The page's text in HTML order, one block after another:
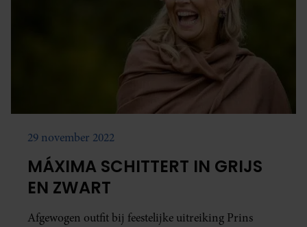
29 november 2022
MÁXIMA SCHITTERT IN GRIJS
EN ZWART
Afgewogen outfit bij feestelijke uitreiking Prins